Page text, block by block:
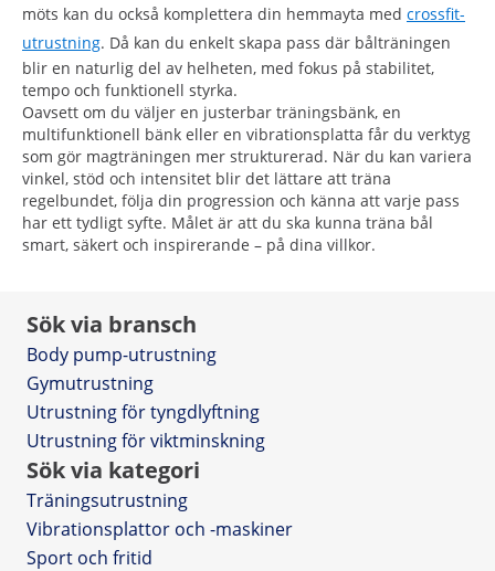
möts kan du också komplettera din hemmayta med crossfit-
utrustning. Då kan du enkelt skapa pass där bålträningen
blir en naturlig del av helheten, med fokus på stabilitet,
tempo och funktionell styrka.
Oavsett om du väljer en justerbar träningsbänk, en
multifunktionell bänk eller en vibrationsplatta får du verktyg
som gör magträningen mer strukturerad. När du kan variera
vinkel, stöd och intensitet blir det lättare att träna
regelbundet, följa din progression och känna att varje pass
har ett tydligt syfte. Målet är att du ska kunna träna bål
smart, säkert och inspirerande – på dina villkor.
Sök via bransch
Body pump-utrustning
Gymutrustning
Utrustning för tyngdlyftning
Utrustning för viktminskning
Sök via kategori
Träningsutrustning
Vibrationsplattor och -maskiner
Sport och fritid